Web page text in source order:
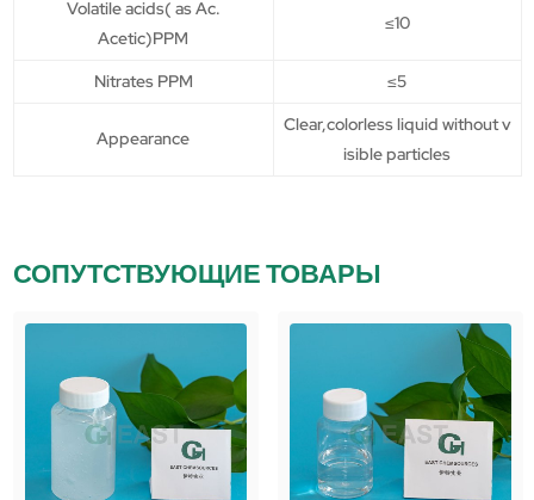
Volatile acids( as Ac.
Acetic)PPM
≤10
Nitrates PPM ≤5
Appearance
Clear,colorless liquid without v
isible particles
СОПУТСТВУЮЩИЕ ТОВАРЫ